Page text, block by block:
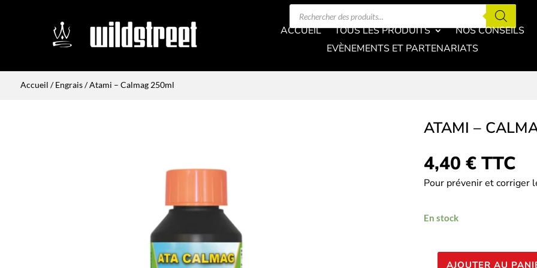
Recherche
ACCUEIL TOUS LES PRODUITS
NOS CONSEILS
EVÈNEMENTS ET PARTENARIATS
Accueil /Engrais/ Atami – Calmag 250ml
ATAMI –
4,40€TTC
Pour prévenir et corriger
En stock
AJOUTER AU